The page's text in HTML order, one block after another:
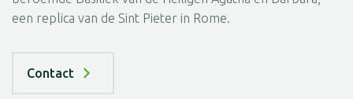
een replica van de Sint Pieter in Rome.
Contact